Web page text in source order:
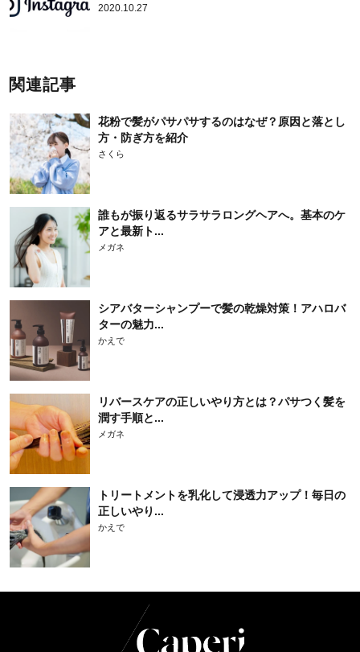
2020.10.27
関連記事
花粉で髪がパサパサするのはなぜ？原因と落とし
方・防ぎ方を紹介
さくら
誰もが振り返るサラサラロングヘアへ。基本のケ
アと最新ト...
メガネ
シアバターシャンプーで髪の乾燥対策！アハロバ
ターの魅力...
かえで
リバースケアの正しいやり方とは？パサつく髪を
潤す手順と...
メガネ
トリートメントを乳化して浸透力アップ！毎日の
正しいやり...
かえで